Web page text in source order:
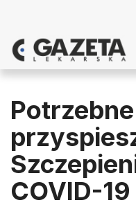
Potrzebne
COVID-19